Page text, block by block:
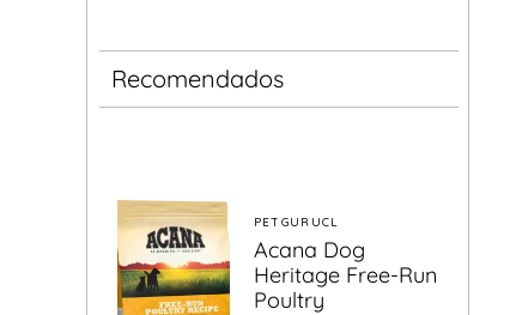
Recomendados
Proveedor:
PETGURUCL
Acana Dog
Heritage Free-Run
Poultry